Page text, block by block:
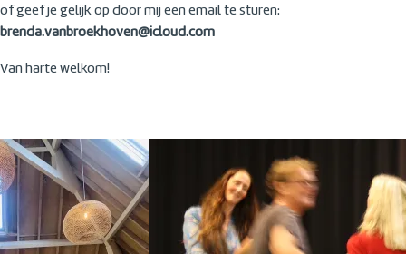
of geef je gelijk op door mij een email te sturen:
brenda.vanbroekhoven@icloud.com
Van harte welkom!